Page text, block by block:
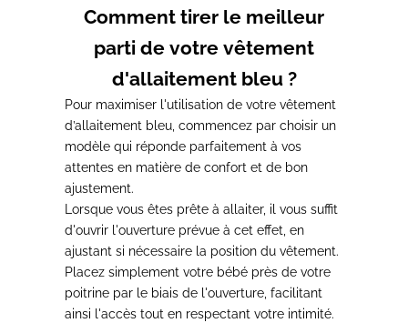
Comment tirer le meilleur
parti de votre vêtement
d'allaitement bleu ?
Pour maximiser l'utilisation de votre vêtement
d’allaitement bleu, commencez par choisir un
modèle qui réponde parfaitement à vos
attentes en matière de confort et de bon
ajustement.
Lorsque vous êtes prête à allaiter, il vous suffit
d'ouvrir l'ouverture prévue à cet effet, en
ajustant si nécessaire la position du vêtement.
Placez simplement votre bébé près de votre
poitrine par le biais de l'ouverture, facilitant
ainsi l'accès tout en respectant votre intimité.